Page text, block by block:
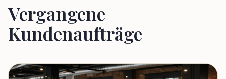
Vergangene
Kundenaufträge